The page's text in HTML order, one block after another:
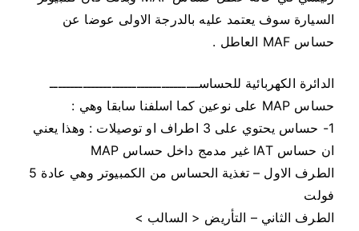
السيارة سوف يعتمد عليه بالدرجة الاولى عوضا عن
حساس MAF العاطل .
الدائرة الكهربائية للحساســــــــــــــــــــــــــــــــــــ
حساس MAP على نوعين كما اسلفنا سابقا وهي :
1- حساس يحتوي على 3 اطراف او توصيلات : وهذا يعني
ان حساس IAT غير مدمج داخل حساس MAP
الطرف الاول – تغذية الحساس من الكمبيوتر وهي عادة 5
فولت
الطرف الثاني – التأريض < السالب >